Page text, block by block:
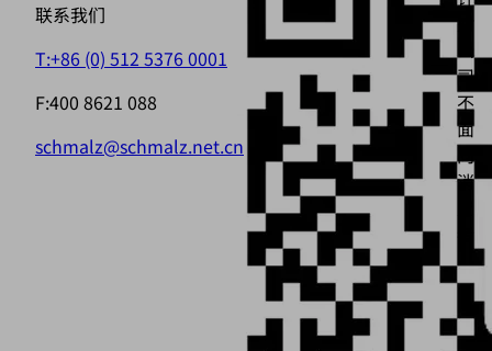
联系我们
T:+86 (0) 512 5376 0001
F:400 8621 088
schmalz@schmalz.net.cn
对
司，
不
面
消